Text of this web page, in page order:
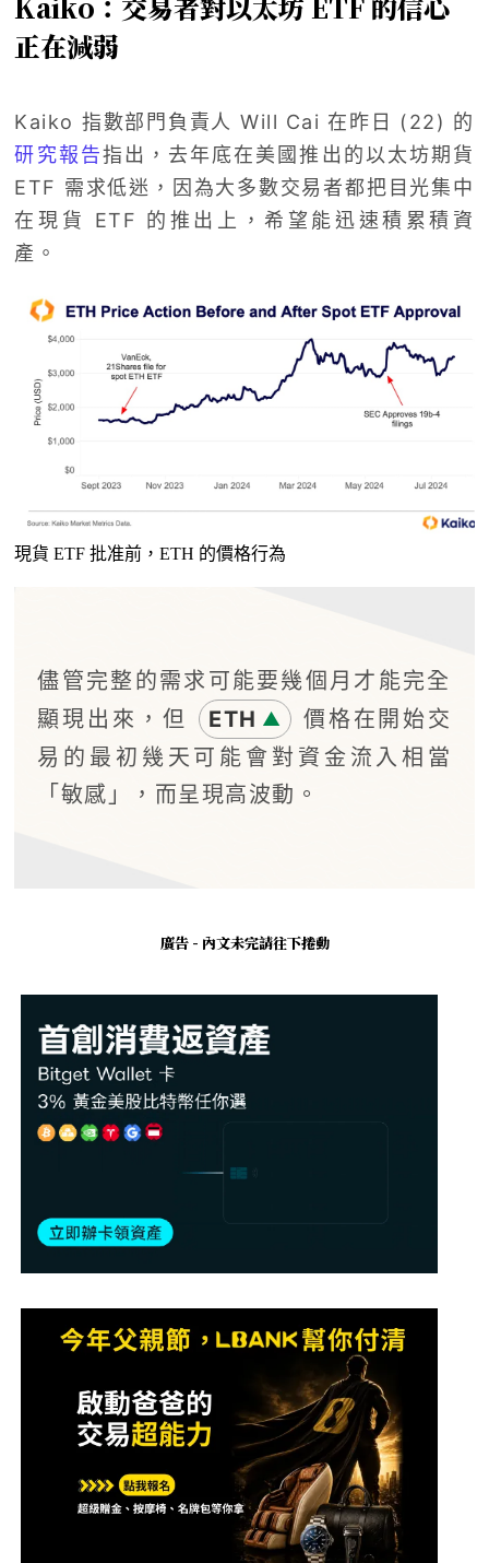
正在減弱
Kaiko 指數部門負責人 Will Cai 在昨日 (22) 的
研究報告指出，去年底在美國推出的以太坊期貨
ETF 需求低迷，因為大多數交易者都把目光集中
在現貨 ETF 的推出上，希望能迅速積累積資
產。
現貨 ETF 批准前，ETH 的價格行為
儘管完整的需求可能要幾個月才能完全
顯現出來，但
ETH ▲
價格在開始交
易的最初幾天可能會對資金流入相當
「敏感」，而呈現高波動。
廣告 - 內文未完請往下捲動